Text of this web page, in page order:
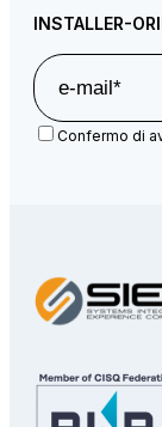
INSTALLER-
Confermo di